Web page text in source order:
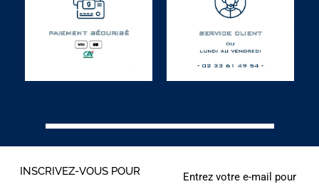
INSCRIVEZ-VOUS POUR
Entrez votre e-mail pour